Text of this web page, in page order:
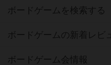
ボードゲームを検索する
ボードゲームの新着レビ
ボードゲーム会情報